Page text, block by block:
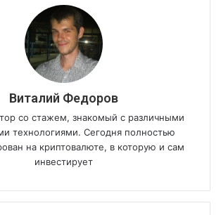
Виталий Федоров
со стажем, знакомый с различными
технологиями. Сегодня полностью
на криптовалюте, в которую и сам
инвестирует